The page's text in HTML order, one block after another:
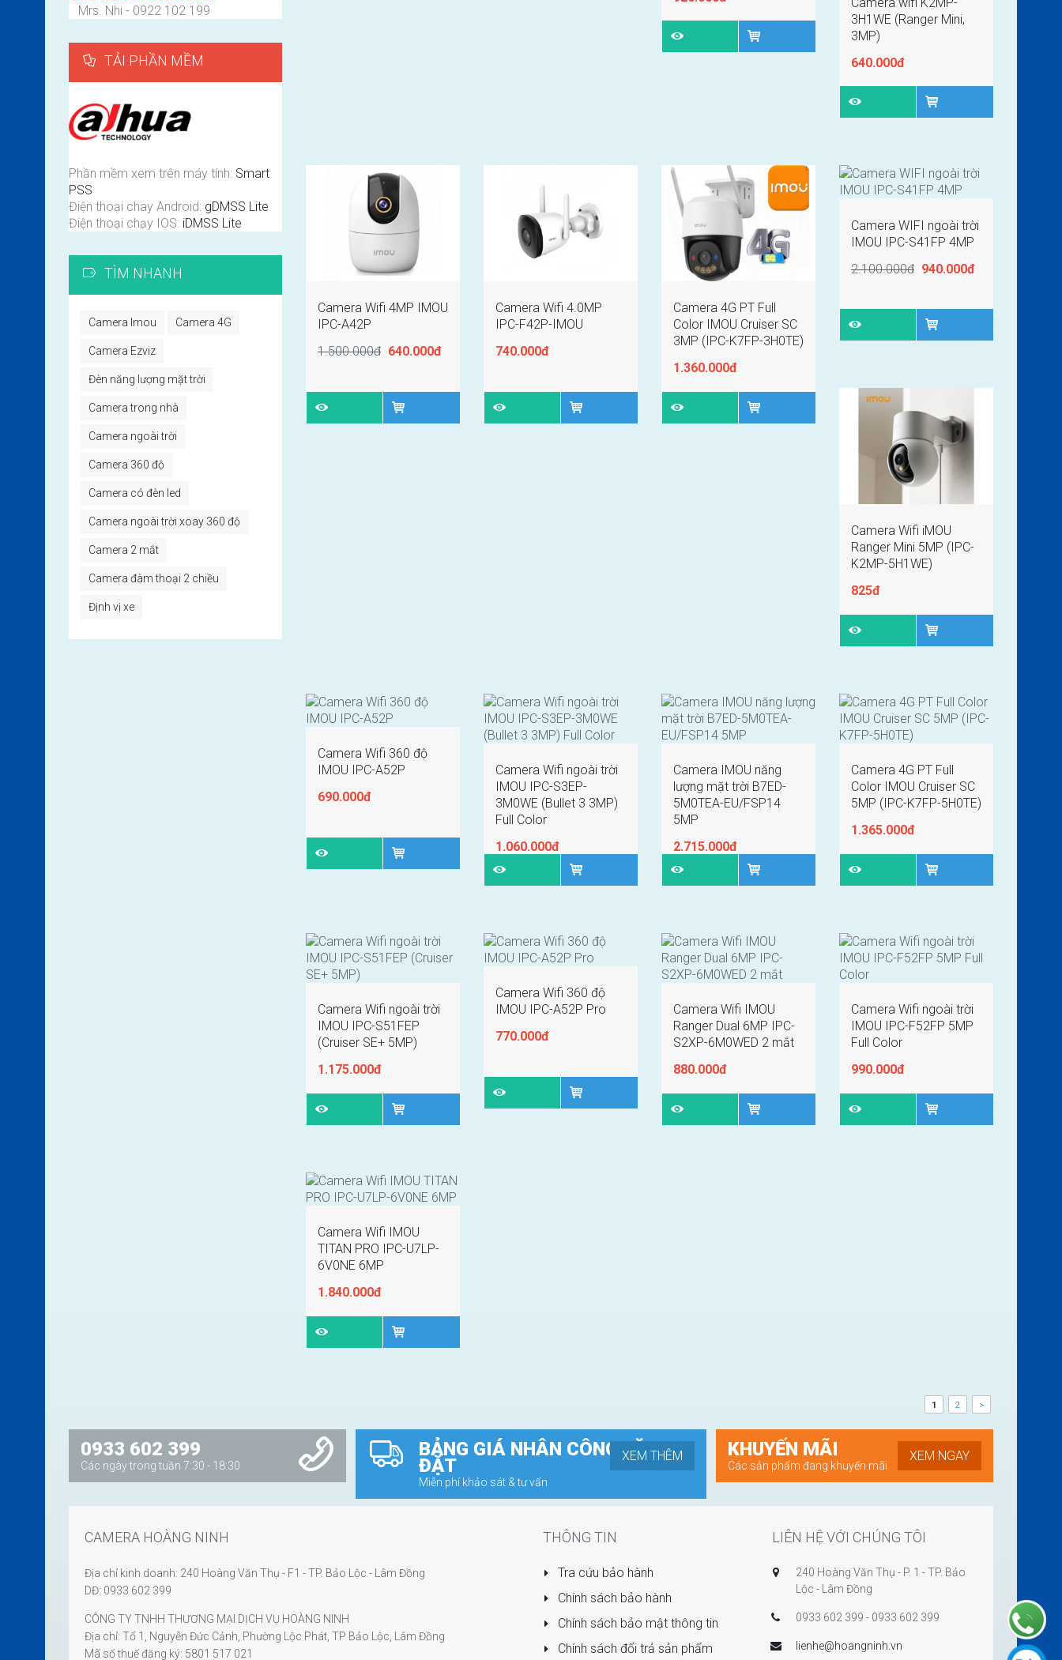
3H1WE (Ranger Mini,
3MP)
640.000đ
Camera Wifi 4MP IMOU
IPC-A42P
1.500.000đ 640.000đ
Camera Wifi 4.0MP
IPC-F42P-IMOU
740.000đ
Camera 4G PT Full
Color IMOU Cruiser SC
3MP (IPC-K7FP-3H0TE)
1.360.000đ
Camera WIFI ngoài trời
IMOU IPC-S41FP 4MP
2.100.000đ 940.000đ
Camera Wifi iMOU
Ranger Mini 5MP (IPC-
K2MP-5H1WE)
825đ
Camera Wifi 360 độ
IMOU IPC-A52P
690.000đ
Camera Wifi ngoài trời
IMOU IPC-S3EP-
3M0WE (Bullet 3 3MP)
Full Color
1.060.000đ
Camera IMOU năng
lượng mặt trời B7ED-
5M0TEA-EU/FSP14
5MP
2.715.000đ
Camera 4G PT Full
Color IMOU Cruiser SC
5MP (IPC-K7FP-5H0TE)
1.365.000đ
Camera Wifi ngoài trời
IMOU IPC-S51FEP
(Cruiser SE+ 5MP)
1.175.000đ
Camera Wifi 360 độ
IMOU IPC-A52P Pro
770.000đ
Camera Wifi IMOU
Ranger Dual 6MP IPC-
S2XP-6M0WED 2 mắt
880.000đ
Camera Wifi ngoài trời
IMOU IPC-F52FP 5MP
Full Color
990.000đ
Camera Wifi IMOU
TITAN PRO IPC-U7LP-
6V0NE 6MP
1.840.000đ
1 2 >
Mrs. Nhi - 0922 102 199
TẢI PHẦN MỀM
Phần mềm xem trên máy tính: Smart
PSS
Điện thoại chay Android: gDMSS Lite
Điện thoại chạy IOS: iDMSS Lite
TÌM NHANH
Camera Imou Camera 4G
Camera Ezviz
Đèn năng lượng mặt trời
Camera trong nhà
Camera ngoài trời
Camera 360 độ
Camera có đèn led
Camera ngoài trời xoay 360 độ
Camera 2 mắt
Camera đàm thoại 2 chiều
Định vị xe
0933 602 399
Các ngày trong tuần 7:30 - 18:30
BẢNG GIÁ NHÂN CÔNG LẶP
ĐẶT
Miễn phí khảo sát & tư vấn
XEM THÊM KHUYẾN MÃI
Các sản phẩm đang khuyến mãi
XEM NGAY
CAMERA HOÀNG NINH
Địa chỉ kinh doanh: 240 Hoàng Văn Thụ - F1 - TP. Bảo Lộc - Lâm Đồng
DĐ: 0933 602 399
CÔNG TY TNHH THƯƠNG MẠI DỊCH VỤ HOÀNG NINH
Địa chỉ: Tổ 1, Nguyễn Đức Cảnh, Phường Lộc Phát, TP Bảo Lộc, Lâm Đồng
Mã số thuế đăng ký: 5801 517 021
THÔNG TIN
Tra cứu bảo hành
Chính sách bảo hành
Chính sách bảo mật thông tin
Chính sách đổi trả sản phẩm
LIÊN HỆ VỚI CHÚNG TÔI
240 Hoàng Văn Thụ - P. 1 - TP. Bảo
Lộc - Lâm Đồng
0933 602 399 - 0933 602 399
lienhe@hoangninh.vn